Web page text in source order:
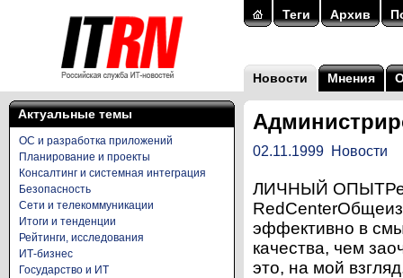
Теги Архив
Новости Мнения
Актуальные темы
ОС и разработка приложений
Планирование и проекты
Консалтинг и системная интеграция
Безопасность
Сети и телекоммуникации
Итоги и тенденции
Рейтинги, исследования
ИТ-бизнес
Государство и ИТ
02.11.1999 Новости
ЛИЧНЫЙ
эффективно в
качества, чем
это, на мой